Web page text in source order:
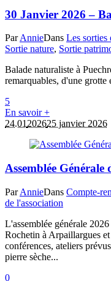
30 Janvier 2026 –
ParAnnieDans Les sorties
Sortie nature, Sortie
Balade naturaliste à
remarquables, d'une grotte
5
En savoir +
24.01 202625 janvier 2026
Assemblée
ParAnnieDans Compte-
de l'association
L'assemblée générale
Rochetin à Arpaillargues
conférences, ateliers
pierre sèche...
0